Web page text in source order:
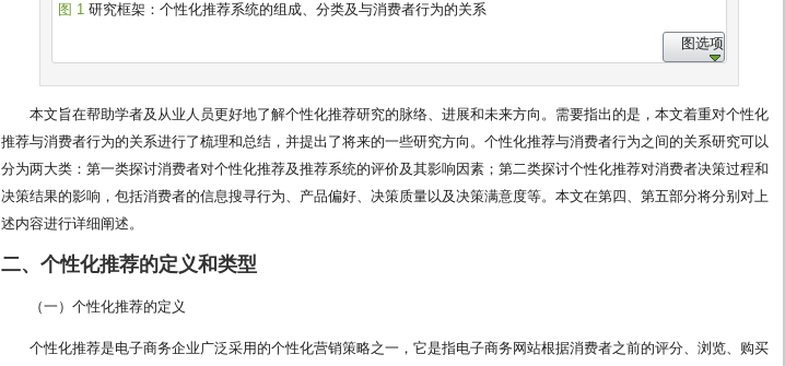
图 1研究框架：个性化推荐系统的组成、分类及与消费者行为的关系
图选项
本文旨在帮助学者及从业人员更好地了解个性化推荐研究的脉络、进展和未来方向。需要指出的是，本文着重对个性化
推荐与消费者行为的关系进行了梳理和总结，并提出了将来的一些研究方向。个性化推荐与消费者行为之间的关系研究可以
分为两大类：第一类探讨消费者对个性化推荐及推荐系统的评价及其影响因素；第二类探讨个性化推荐对消费者决策过程和
决策结果的影响，包括消费者的信息搜寻行为、产品偏好、决策质量以及决策满意度等。本文在第四、第五部分将分别对上
述内容进行详细阐述。
二、个性化推荐的定义和类型
（一）个性化推荐的定义
个性化推荐是电子商务企业广泛采用的个性化营销策略之一，它是指电子商务网站根据消费者之前的评分、浏览、购买